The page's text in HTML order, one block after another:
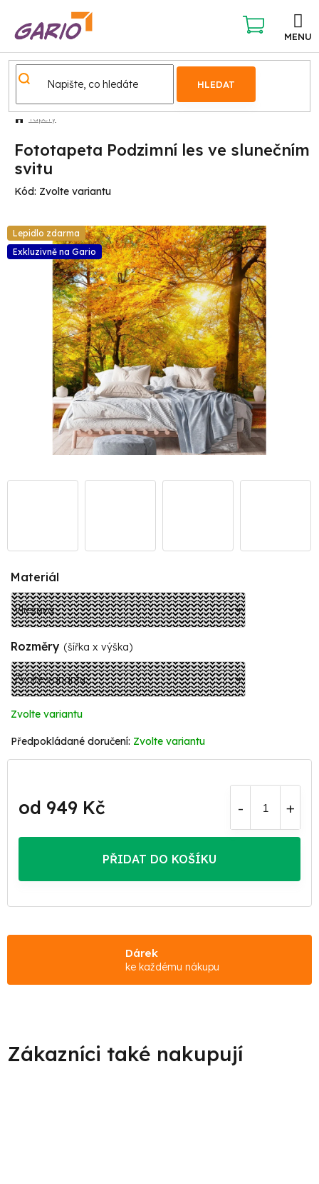
obsah
HLEDAT
NÁKUPNÍ
KOŠÍK
Tapety
Fototapeta Podzimní les ve slunečním
svitu
Kód: Zvolte variantu
Lepidlo zdarma
Exkluzivně na Gario
Materiál
Rozměry (šířka x výška)
Zvolte variantu
Zvolte variantu
od 949 Kč
cena:
PŘIDAT DO KOŠÍKU
Dárek
ke každému nákupu